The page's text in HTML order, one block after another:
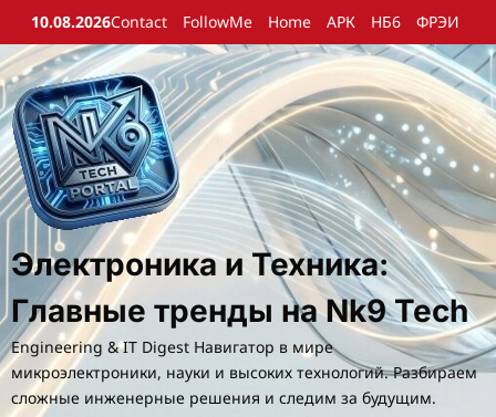
Перейти
содержимому
10.08.2026Contact FollowMe Home АРК НБ6 ФРЭИ
Электроника и Техника:
Главные тренды на Nk9 Tech
Engineering & IT Digest Навигатор в мире
микроэлектроники, науки и высоких технологий. Разбираем
сложные инженерные решения и следим за будущим.